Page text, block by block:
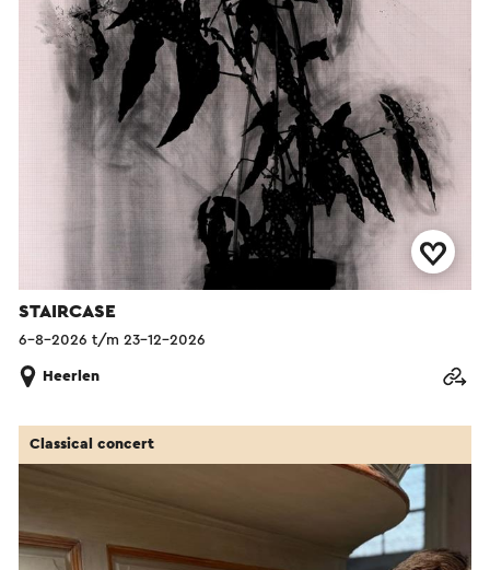
STAIRCASE
6-8-2026 t/m 23-12-2026
Heerlen
Classical concert